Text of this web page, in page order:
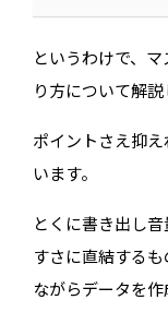
というわけで、
り方について解説
ポイントさえ抑
います。
とくに書き出し
すさに直結する
ながらデータを作